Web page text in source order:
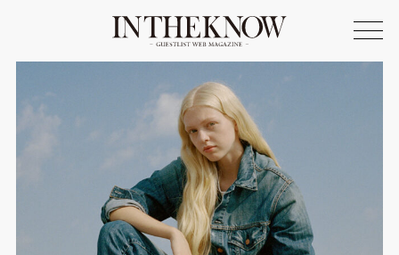
ONLINE SHOP
FASHION
SPOTLIGHT
BEAUTY